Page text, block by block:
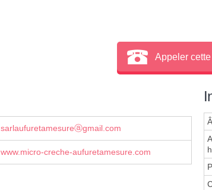
Appeler
sarlaufuretamesureⓐgmail.com
www.micro-creche-aufuretamesure.com